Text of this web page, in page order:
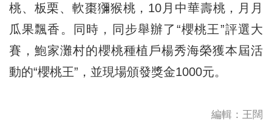
桃、板栗、軟棗獼猴桃，10月中華壽桃，月月
瓜果飄香。同時，同步舉辦了“櫻桃王”評選大
賽，鮑家灘村的櫻桃種植戶楊秀海榮獲本屆活
動的“櫻桃王”，並現場頒發獎金1000元。
編輯：王闊